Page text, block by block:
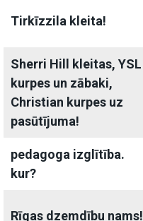
Tirkīzzila kleita!
Sherri Hill kleitas, YSL
kurpes un zābaki,
Christian kurpes uz
pasūtījuma!
pedagoga izglītība.
kur?
Rīgas dzemdību nams!